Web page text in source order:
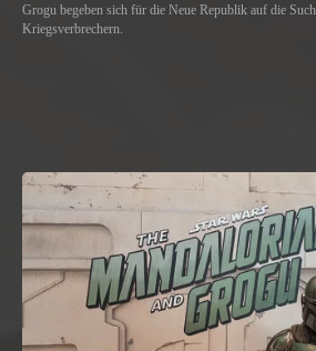
Grogu begeben sich für die Neue Republik auf die
Kriegsverbrechern.